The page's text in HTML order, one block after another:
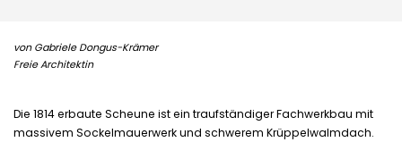
von Gabriele Dongus-Krämer
Freie Architektin
Die 1814 erbaute Scheune ist ein traufständiger Fachwerkbau mit
massivem Sockelmauerwerk und schwerem Krüppelwalmdach.